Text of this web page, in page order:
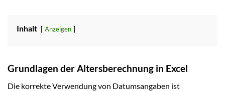
Inhalt Anzeigen
Grundlagen der Altersberechnung in Excel
Die korrekte Verwendung von Datumsangaben ist